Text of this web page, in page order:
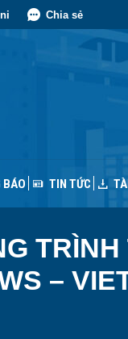
Chia sẻ
BÁO TIN TỨC
–